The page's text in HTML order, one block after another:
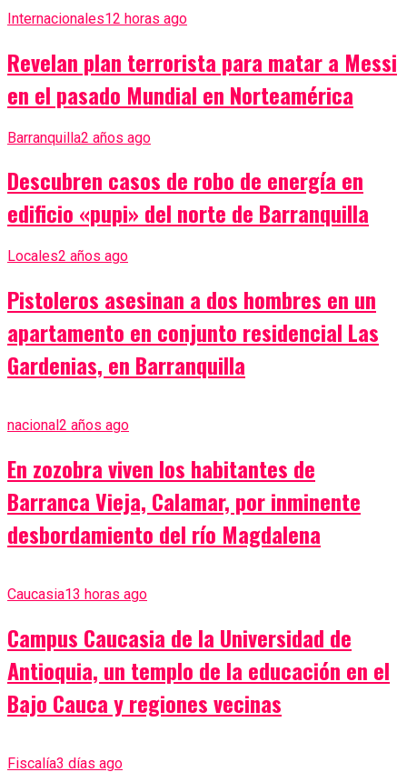
Internacionales12 horas ago
Revelan plan terrorista para matar a Messi
en el pasado Mundial en Norteamérica
Barranquilla2 años ago
Descubren casos de robo de energía en
edificio «pupi» del norte de Barranquilla
Locales2 años ago
Pistoleros asesinan a dos hombres en un
apartamento en conjunto residencial Las
Gardenias, en Barranquilla
nacional 2 años ago
En zozobra viven los habitantes de
Barranca Vieja, Calamar, por inminente
desbordamiento del río Magdalena
Caucasia13 horas ago
Campus Caucasia de la Universidad de
Antioquia, un templo de la educación en el
Bajo Cauca y regiones vecinas
Fiscalía3 días ago